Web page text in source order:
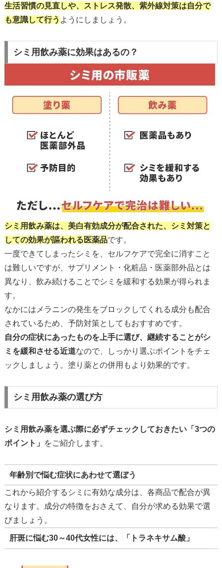
生活習慣の見直しや、ストレス発散、紫外線対策は自分で
も意識して行う ようにしましょう。
シミ用飲み薬に効果はあるの？
シミ用飲み薬は、美白有効成分が配合された、シミ対策と
しての効果が謳われる医薬品です。
一度できてしまったシミを、セルフケアで完全に消すこと
は難しいですが、サプリメント・化粧品・医薬部外品とは
異なり、飲み続けることでシミを緩和する効果が得られま
す。
なかにはメラニンの発生をブロックしてくれる成分も配合
されているため、予防対策としてもおすすめです。
自分の症状にあったものを上手に選び、継続することがシ
ミを緩和させる近道なので、しっかり選ぶポイントをチェ
ックしましょう。塗り薬との併用もより効果的です。
シミ用飲み薬の選び方
シミ用飲み薬を選ぶ際に必ずチェックしておきたい「3つの
ポイント」
をご紹介します。
年齢別で悩む症状にあわせて選ぼう
これから紹介するシミに有効な成分は、各商品で配合が異
なります。成分の特徴をおさえて、自分が求める効果で選
びましょう。
肝斑に悩む30～40代女性には、「トラネキサム酸」